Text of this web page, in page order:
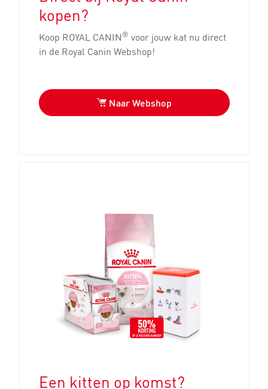
kopen?
Koop ROYAL CANIN® voor jouw kat nu direct
in de Royal Canin Webshop!
Naar Webshop
Een kitten op komst?